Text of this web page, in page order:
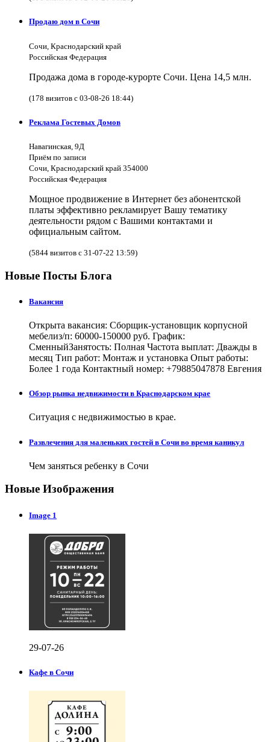
Продаю дом в Сочи
Сочи, Краснодарский край
Российская Федерация
Продажа дома в городе-курорте Сочи. Цена 14,5 млн.
(178 визитов с 03-08-26 18:44)
Реклама Гостевых Домов
Навагинская, 9Д
Приём по записи
Сочи, Краснодарский край 354000
Российская Федерация
Мощное продвижение в Интернет без абонентской
платы эффективно рекламирует Вашу тематику
деятельности рядом с Вашими контактами и
официальным сайтом.
(5844 визитов с 31-07-22 13:59)
Новые Посты Блога
Вакансия
Открыта вакансия: Сборщик-установщик корпусной
мебелиз/п: 60000-150000 руб. График:
СменныйЗанятость: Полная Частота выплат: Дважды в
месяц Тип работ: Монтаж и установка Опыт работы:
Более 1 года Контактный номер: +79885047878 Евгения
Обзор рынка недвижимости в Краснодарском крае
Ситуация с недвижимостью в крае.
Развлечения для маленьких гостей в Сочи во время каникул
Чем заняться ребенку в Сочи
Новые Изображения
Image 1
29-07-26
Кафе в Сочи